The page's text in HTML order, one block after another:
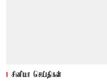
சினிமா செய்திகள்